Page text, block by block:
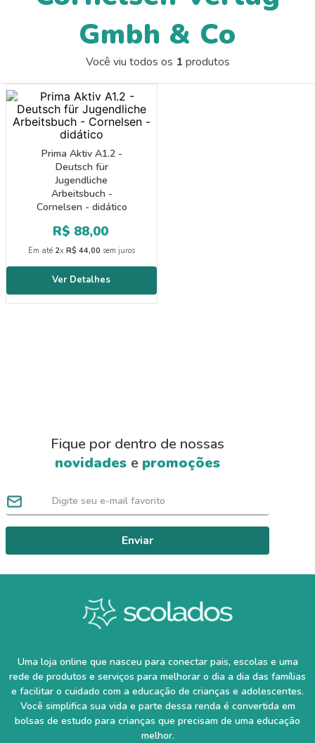
Gmbh & Co
Você viu todos os 1 produtos
Prima Aktiv A1.2 -
Deutsch für
Jugendliche
Arbeitsbuch -
Cornelsen - didático
R$ 88,00
Em até 2x R$ 44,00 sem juros
Fique por dentro de nossas
novidades e promoções
Enviar
Uma loja online que nasceu para conectar pais, escolas e uma
rede de produtos e serviços para melhorar o dia a dia das famílias
e facilitar o cuidado com a educação de crianças e adolescentes.
Você simplifica sua vida e parte dessa renda é convertida em
bolsas de estudo para crianças que precisam de uma educação
melhor.
10º pincel escolar redondo amarelo